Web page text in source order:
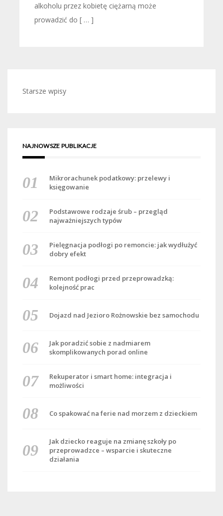
alkoholu przez kobietę ciężarną może
prowadzić do [ … ]
Nawigacja
Starsze wpisy
NAJNOWSZE PUBLIKACJE
Mikrorachunek podatkowy: przelewy i
księgowanie
Podstawowe rodzaje śrub – przegląd
najważniejszych typów
Pielęgnacja podłogi po remoncie: jak wydłużyć
dobry efekt
Remont podłogi przed przeprowadzką:
kolejność prac
Dojazd nad Jezioro Rożnowskie bez samochodu
Jak poradzić sobie z nadmiarem
skomplikowanych porad online
Rekuperator i smart home: integracja i
możliwości
Co spakować na ferie nad morzem z dzieckiem
Jak dziecko reaguje na zmianę szkoły po
przeprowadzce – wsparcie i skuteczne
działania